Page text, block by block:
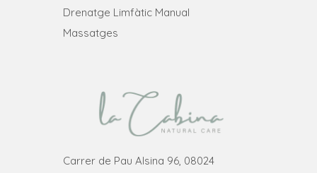
Drenatge Limfàtic Manual
Massatges
Carrer de Pau Alsina 96, 08024